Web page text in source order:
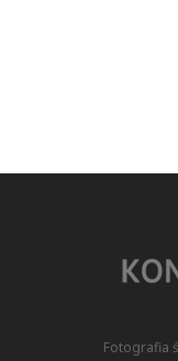
Fotografia